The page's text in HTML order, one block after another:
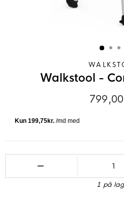
Walkstool -
−
1 på